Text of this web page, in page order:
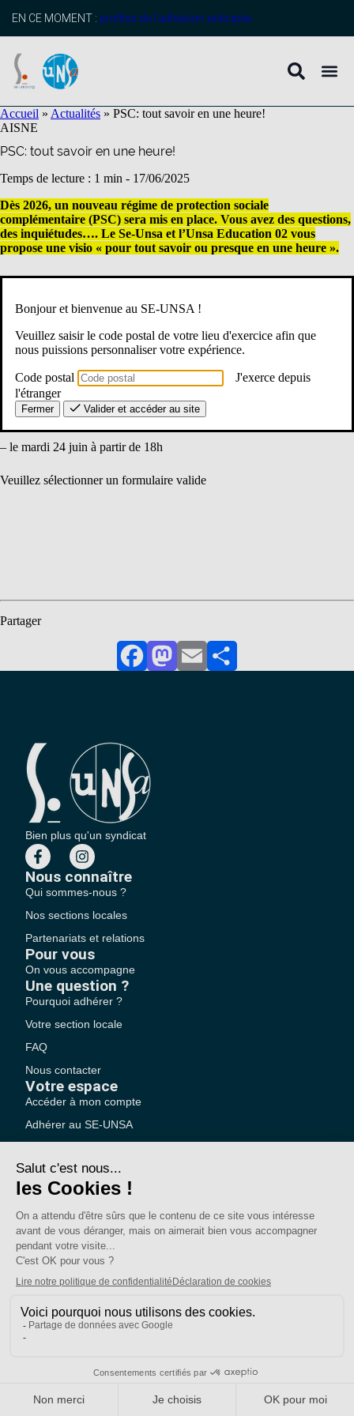
principal
EN CE MOMENT : profitez de l’adhésion anticipée
Accueil » Actualités » PSC: tout savoir en une heure!
AISNE
PSC: tout savoir en une heure!
Temps de lecture : 1 min - 17/06/2025
Dès 2026, un nouveau régime de protection sociale
complémentaire (PSC) sera mis en place. Vous avez des questions,
des inquiétudes…. Le Se-Unsa et l’Unsa Education 02 vous
propose une visio « pour tout savoir ou presque en une heure ».
A partir du 1er avril 2026, le contrat groupe remplacera
la participation forfaitaire de 15 euros.
Combien cela va vous coûter ? Est-ce obligatoire ?
Inscrivez-vous à nos visios
– le mardi 17 juin à partir de 18h
– le mardi 24 juin à partir de 18h
Veuillez sélectionner un formulaire valide
Partager
FacebookMastodon
EmailPartager
Bien plus qu'un syndicat
Nous connaître
Qui sommes-nous ?
Nos sections locales
Partenariats et relations
Pour vous
On vous accompagne
Une question ?
Pourquoi adhérer ?
Votre section locale
FAQ
Nous contacter
Votre espace
Accéder à mon compte
Adhérer au SE-UNSA
SE-Unsa est un syndicat de l’UNSA
Site réalisé avec ❤️ par AKWO
Politique de confidentialité
Mentions légales
Bonjour et bienvenue au SE-UNSA !
Veuillez saisir le code postal de votre lieu d'exercice afin que
nous puissions personnaliser votre expérience.
Code postal
J'exerce depuis
l'étranger
Fermer Valider et accéder au site